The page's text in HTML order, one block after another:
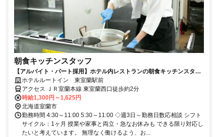
朝食キッチンスタッフ
【アルバイト・パート採用】ホテル内レストランの朝食キッチンスタッ
フ／調理未経験歓迎！
ホテルルートイン 東室蘭駅前
アクセス ＪＲ室蘭本線 東室蘭西口徒歩約2分
時給1,300円～1,625円
北海道室蘭市
勤務時間 4:30～11:00 5:30～11:00 ◇週3日～勤務日数応相談 シフト
サイクル：1ヶ月 授業や家事と両立・急なお休みも できる限り対応し
たいと考えています。 無理なく働けるよう、お...